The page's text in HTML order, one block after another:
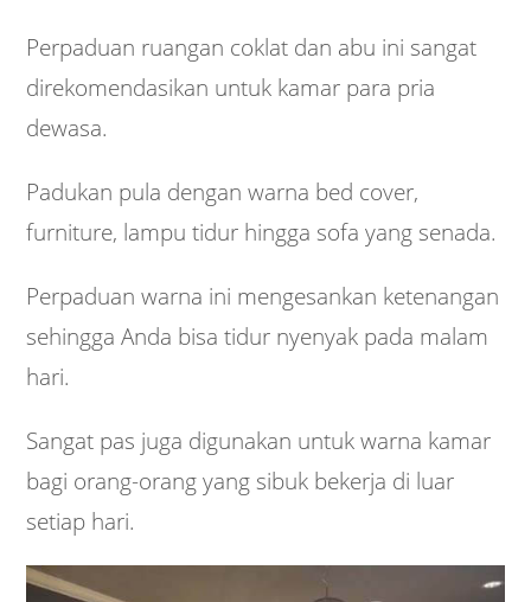
Perpaduan ruangan coklat dan abu ini sangat
direkomendasikan untuk kamar para pria
dewasa.
Padukan pula dengan warna bed cover,
furniture, lampu tidur hingga sofa yang senada.
Perpaduan warna ini mengesankan ketenangan
sehingga Anda bisa tidur nyenyak pada malam
hari.
Sangat pas juga digunakan untuk warna kamar
bagi orang-orang yang sibuk bekerja di luar
setiap hari.